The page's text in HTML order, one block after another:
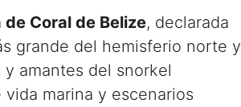
de Coral de Belize, declarada
grande del hemisferio norte
amantes del snorkel
marina y escenarios